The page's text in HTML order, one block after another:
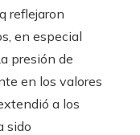
reflejaron
en especial
presión de
en los valores
a los
sido